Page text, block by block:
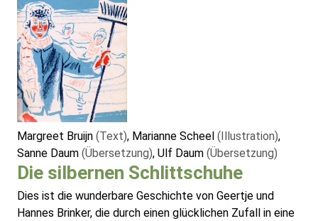
Margreet Bruijn (Text), Marianne Scheel (Illustration),
Sanne Daum (Übersetzung), Ulf Daum (Übersetzung)
Die silbernen Schlittschuhe
Dies ist die wunderbare Geschichte von Geertje und
Hannes Brinker, die durch einen glücklichen Zufall in eine